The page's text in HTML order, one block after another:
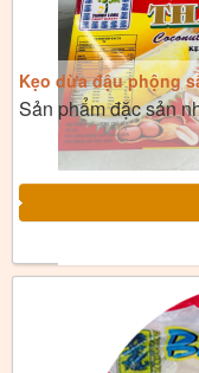
Kẹo dừa đậu phộng
Sản phẩm đặc sản